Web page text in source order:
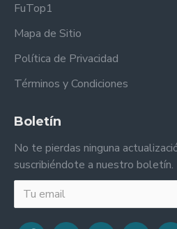
FuTop1
Mapa de Sitio
Política de Privacidad
Términos y Condiciones
Boletín
No te pierdas ninguna
suscribiéndote a nuestro boletín.